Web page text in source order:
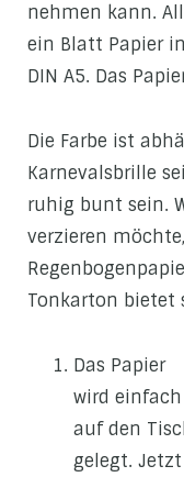
nehmen kann.
ein Blatt Papier
DIN A5. Das
Die Farbe ist
Karnevalsbrille
ruhig bunt sein.
verzieren
Tonkarton bietet
Das Papier
wird einfach
auf den
gelegt. Jetzt